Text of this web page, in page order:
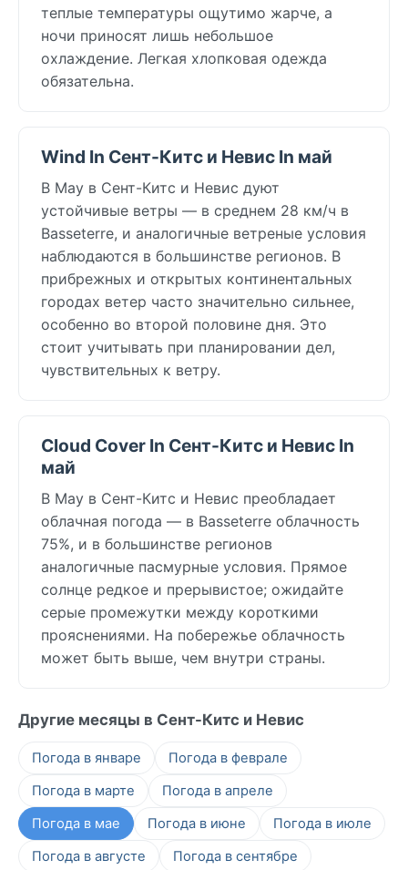
теплые температуры ощутимо жарче, а
ночи приносят лишь небольшое
охлаждение. Легкая хлопковая одежда
обязательна.
Wind In Сент-Китс и Невис In май
В May в Сент-Китс и Невис дуют
устойчивые ветры — в среднем 28 км/ч в
Basseterre, и аналогичные ветреные условия
наблюдаются в большинстве регионов. В
прибрежных и открытых континентальных
городах ветер часто значительно сильнее,
особенно во второй половине дня. Это
стоит учитывать при планировании дел,
чувствительных к ветру.
Cloud Cover In Сент-Китс и Невис In
май
В May в Сент-Китс и Невис преобладает
облачная погода — в Basseterre облачность
75%, и в большинстве регионов
аналогичные пасмурные условия. Прямое
солнце редкое и прерывистое; ожидайте
серые промежутки между короткими
прояснениями. На побережье облачность
может быть выше, чем внутри страны.
Другие месяцы в Сент-Китс и Невис
Погода в январе
Погода в феврале
Погода в марте
Погода в апреле
Погода в мае
Погода в июне
Погода в июле
Погода в августе
Погода в сентябре